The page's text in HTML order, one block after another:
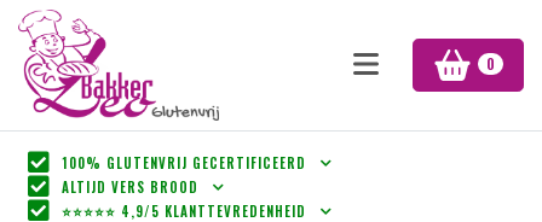
0
100% GLUTENVRIJ GECERTIFICEERD
ALTIJD VERS BROOD
⭐⭐⭐⭐⭐ 4,9/5 KLANTTEVREDENHEID